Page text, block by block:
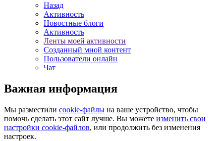
Назад
Активность
Новостные блоги
Активность
Ленты моей активности
Созданный мной контент
Пользователи онлайн
Чат
Важная информация
Мы разместили cookie-файлы на ваше устройство, чтобы
помочь сделать этот сайт лучше. Вы можете изменить свои
настройки cookie-файлов, или продолжить без изменения
настроек.